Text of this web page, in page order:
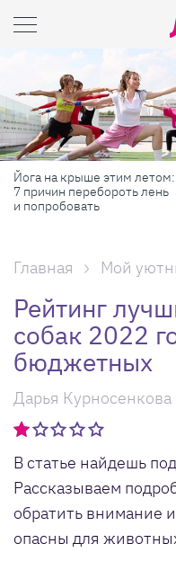
летом:
лень
Готовь как
секретов,
готовить
Главная Мой
Рейтинг
собак 2022
бюджетных
Дарья Курносенкова
В статье найдешь
Рассказываем
обратить внимание
опасны для